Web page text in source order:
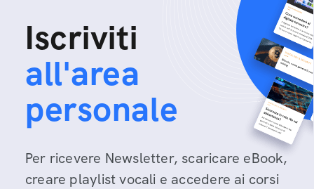
Iscriviti
all'area
personale
Per ricevere Newsletter, scaricare eBook,
creare playlist vocali e accedere ai corsi